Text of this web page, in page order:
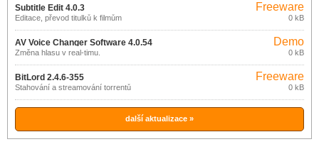
Subtitle Edit 4.0.3
Editace, převod titulků k filmům
Freeware
0 kB
AV Voice Changer Software 4.0.54
Změna hlasu v real-timu.
Demo
0 kB
BitLord 2.4.6-355
Stahování a streamování torrentů
Freeware
0 kB
další aktualizace »